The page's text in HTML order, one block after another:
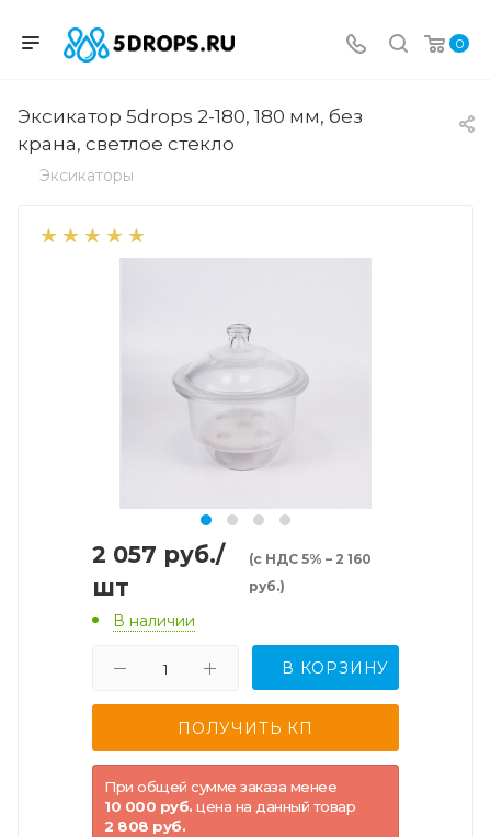
0
Эксикатор 5drops 2-180, 180 мм, без
крана, светлое стекло
Эксикаторы
2 057 руб./
шт
(с НДС 5% – 2 160
руб.)
В наличии
В КОРЗИНУ
При общей сумме заказа менее
10 000 руб. цена на данный товар
2 808 руб.